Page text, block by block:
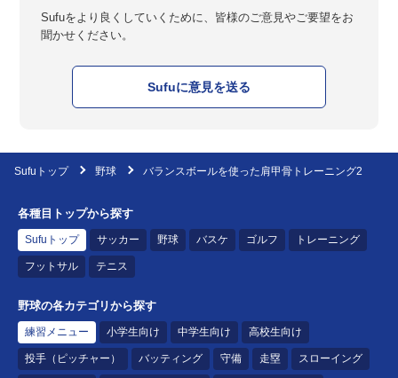
Sufuをより良くしていくために、皆様のご意見やご要望をお
聞かせください。
Sufuに意見を送る
Sufuトップ 野球 バランスボールを使った肩甲骨トレーニング2
各種目トップから探す
Sufuトップ サッカー 野球 バスケ ゴルフ トレーニング
フットサル テニス
野球の各カテゴリから探す
練習メニュー 小学生向け 中学生向け 高校生向け
投手（ピッチャー） バッティング 守備 走塁 スローイング